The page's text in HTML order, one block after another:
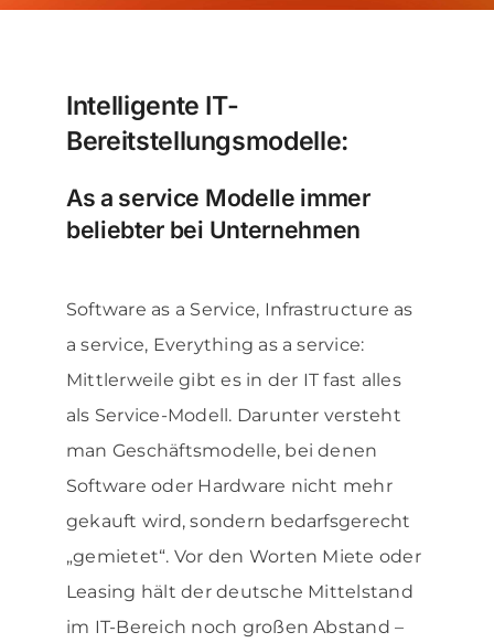
News & Blog
Kontakt
Intelligente IT-
Bereitstellungsmodelle:
As a service Modelle immer
beliebter bei Unternehmen
Software as a Service, Infrastructure as
a service, Everything as a service:
Mittlerweile gibt es in der IT fast alles
als Service-Modell. Darunter versteht
man Geschäftsmodelle, bei denen
Software oder Hardware nicht mehr
gekauft wird, sondern bedarfsgerecht
„gemietet“. Vor den Worten Miete oder
Leasing hält der deutsche Mittelstand
im IT-Bereich noch großen Abstand –